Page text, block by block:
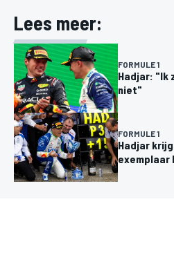
MEER RACEKLASSEN
Lees meer:
FORMULE 1
Hadjar: "Ik
niet"
FORMULE 1
Hadjar
exemplaar